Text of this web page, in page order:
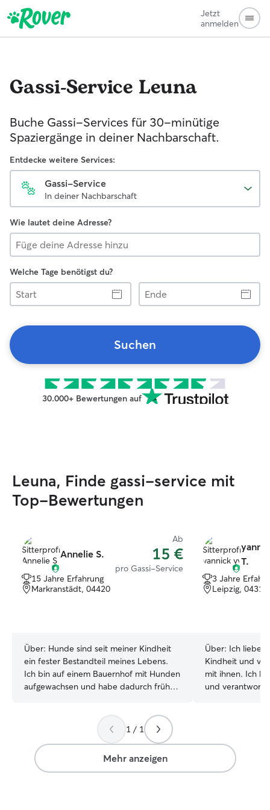
Jetzt
anmelden
Gassi-Service Leuna
Buche Gassi-Services für 30-minütige
Spaziergänge in deiner Nachbarschaft.
Entdecke weitere Services:
Gassi-Service
In deiner Nachbarschaft
Wie lautet deine Adresse?
Welche Tage benötigst du?
Start
Ende
Suchen
30.000+ Bewertungen auf
Leuna, Finde gassi-service mit
Top-Bewertungen
Annelie S.
Ab
15 €
pro Gassi-Service
15 Jahre Erfahrung
Markranstädt, 04420
Über: Hunde sind seit meiner Kindheit
ein fester Bestandteil meines Lebens.
Ich bin auf einem Bauernhof mit Hunden
aufgewachsen und habe dadurch früh
habe ich meinen eigenen Hund und
habe mit ihm mehrere Hundeschulen
besucht. Dadurch kenne ich mich mit
der täglichen Pflege, Beschäftigung und
dem Umgang mit unterschiedlichen
T.
3 Jahre
Leipzig, 04315
Über: Ich liebe
Kindheit und
mit ihnen. Ich
und
Futter und
Zuneigung
1 / 1
Mehr anzeigen